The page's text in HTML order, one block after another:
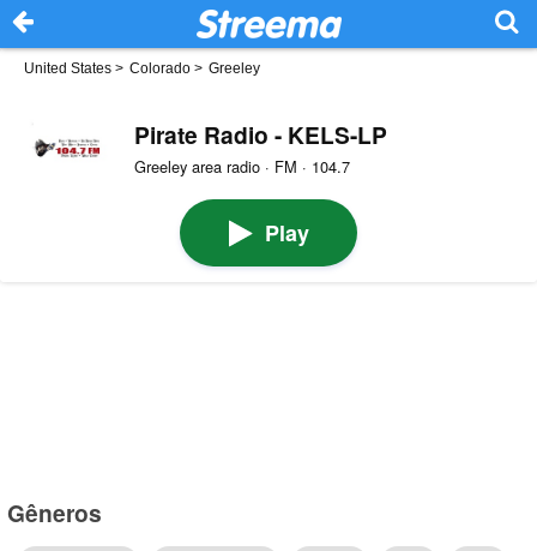
United States > Colorado > Greeley
Pirate Radio - KELS-LP
Greeley area radio · FM · 104.7
Play
Gêneros